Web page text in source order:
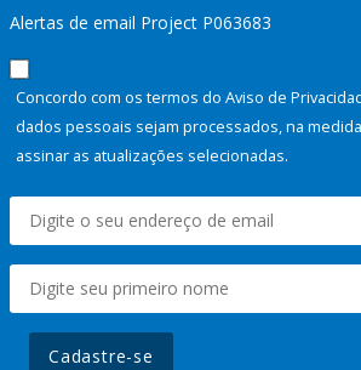
Alertas de email Project P063683
Concordo com os termos do Aviso de
dados pessoais sejam processados, na
assinar as atualizações selecionadas.
Cadastre-se